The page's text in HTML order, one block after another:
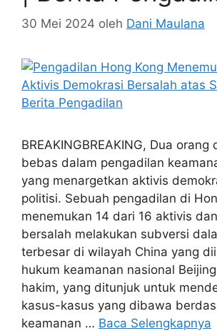
30 Mei 2024 oleh Dani Maulana
BREAKINGBREAKING, Dua orang
bebas dalam pengadilan
yang menargetkan aktivis
politisi. Sebuah pengadilan di
menemukan 14 dari 16 aktivis
bersalah melakukan subversi
terbesar di wilayah China yang
hukum keamanan nasional
hakim, yang ditunjuk untuk
kasus-kasus yang dibawa
keamanan … Baca Selengkapnya